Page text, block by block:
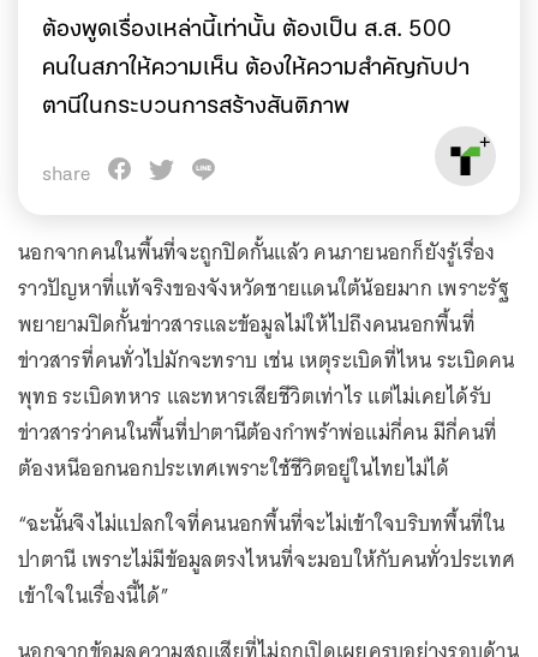
ต้องพูดเรื่องเหล่านี้เท่านั้น ต้องเป็น ส.ส. 500
คนในสภาให้ความเห็น ต้องให้ความสำคัญกับปา
ตานีในกระบวนการสร้างสันติภาพ
share
นอกจากคนในพื้นที่จะถูกปิดกั้นแล้ว คนภายนอกก็ยังรู้เรื่อง
ราวปัญหาที่แท้จริงของจังหวัดชายแดนใต้น้อยมาก เพราะรัฐ
พยายามปิดกั้นข่าวสารและข้อมูลไม่ให้ไปถึงคนนอกพื้นที่
ข่าวสารที่คนทั่วไปมักจะทราบ เช่น เหตุระเบิดที่ไหน ระเบิดคน
พุทธ ระเบิดทหาร และทหารเสียชีวิตเท่าไร แต่ไม่เคยได้รับ
ข่าวสารว่าคนในพื้นที่ปาตานีต้องกำพร้าพ่อแม่กี่คน มีกี่คนที่
ต้องหนีออกนอกประเทศเพราะใช้ชีวิตอยู่ในไทยไม่ได้
“ฉะนั้นจึงไม่แปลกใจที่คนนอกพื้นที่จะไม่เข้าใจบริบทพื้นที่ใน
ปาตานี เพราะไม่มีข้อมูลตรงไหนที่จะมอบให้กับคนทั่วประเทศ
เข้าใจในเรื่องนี้ได้”